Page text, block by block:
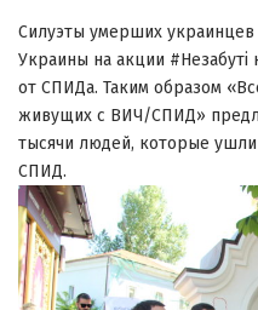
Силуэты умерших украинцев
Украины на акции
от СПИДа. Таким образом
живущих с ВИЧ/СПИД»
тысячи людей, которые
СПИД.